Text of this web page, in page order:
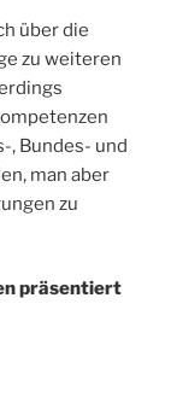
über die
zu weiteren
, Bundes- und
man aber
zu
präsentiert